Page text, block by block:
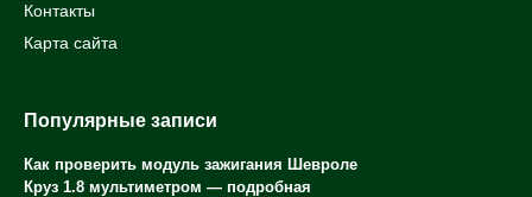
Контакты
Карта сайта
Популярные записи
Как проверить модуль зажигания Шевроле
Круз 1.8 мультиметром — подробная